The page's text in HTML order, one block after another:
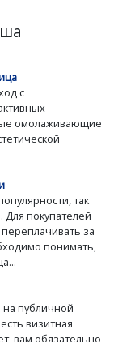
с
омолаживающие
так
Для покупателей
за
понимать,
публичной
визитная
вам обязательно